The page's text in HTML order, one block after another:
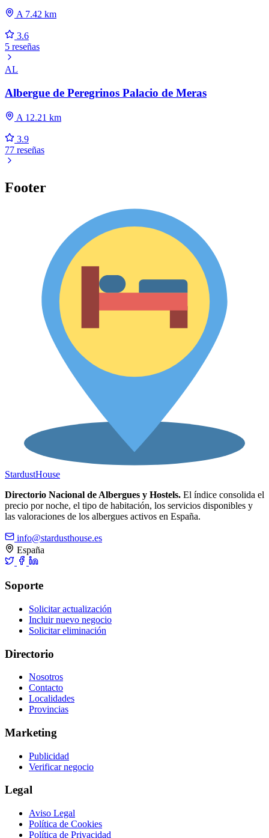
A 7.42 km
3.6
5 reseñas
AL
Albergue de Peregrinos Palacio de Meras
A 12.21 km
3.9
77 reseñas
Footer
StardustHouse
Directorio Nacional de Albergues y Hostels. El índice consolida el
precio por noche, el tipo de habitación, los servicios disponibles y
las valoraciones de los albergues activos en España.
info@stardusthouse.es
España
Soporte
Solicitar actualización
Incluir nuevo negocio
Solicitar eliminación
Directorio
Nosotros
Contacto
Localidades
Provincias
Marketing
Publicidad
Verificar negocio
Legal
Aviso Legal
Política de Cookies
Política de Privacidad